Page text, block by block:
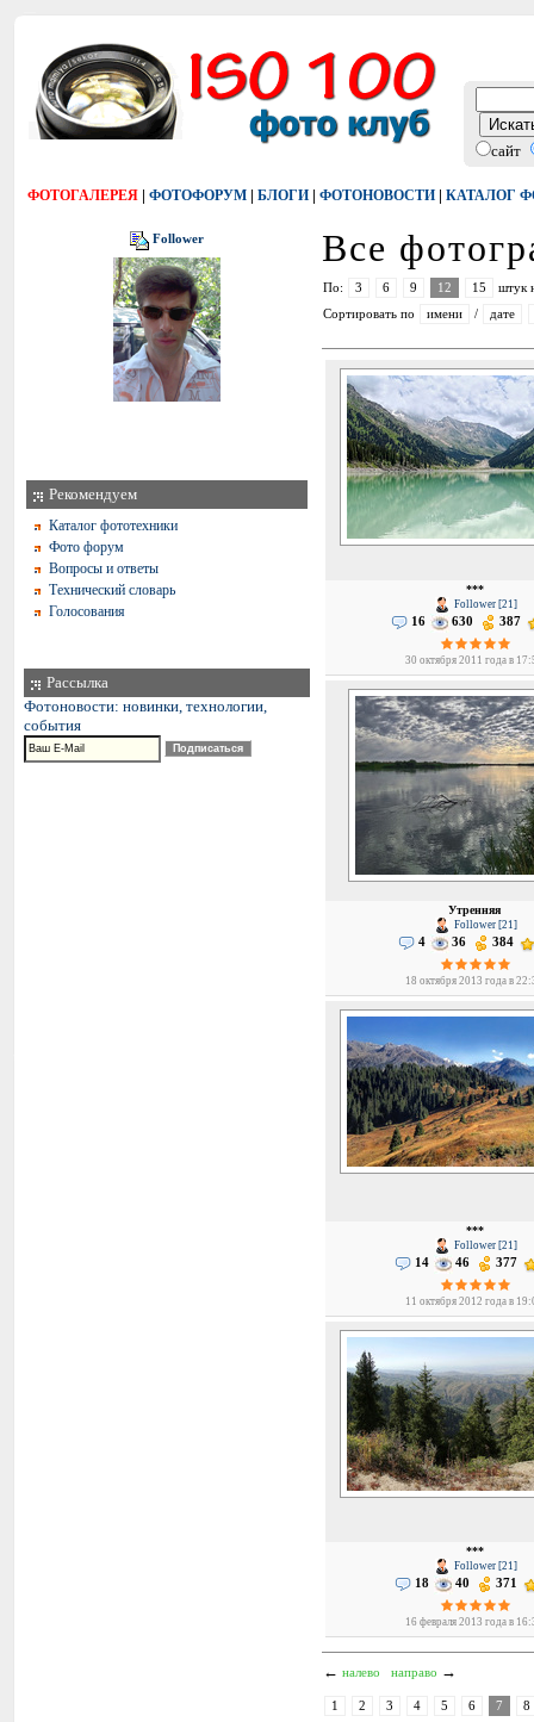
сайт
ФОТОГАЛЕРЕЯ | ФОТОФОРУМ | БЛОГИ | ФОТОНОВОСТИ | КАТАЛОГ
Follower
Рекомендуем
Каталог фототехники
Фото форум
Вопросы и ответы
Технический словарь
Голосования
Рассылка
Фотоновости: новинки, технологии,
события
Все
По: 3 6 9 12 15
штук
Сортировать по
имени / дате
***
Follower [21]
16 630 387
30 октября 2011 года в
Утренняя
Follower [21]
4 36 384
18 октября 2013 года в
***
Follower [21]
14 46 377
11 октября 2012 года в
***
Follower [21]
18 40 371
16 февраля 2013 года в
← налево направо →
1 2 3 4 5 6 7 8